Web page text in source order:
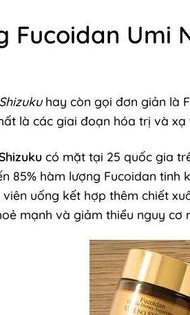
Fucoidan Umi
hay còn gọi đơn giản là
là các giai đoạn hóa trị và xạ
có mặt tại 25 quốc gia
85% hàm lượng Fucoidan
uống kết hợp thêm chiết
mạnh và giảm thiểu nguy cơ